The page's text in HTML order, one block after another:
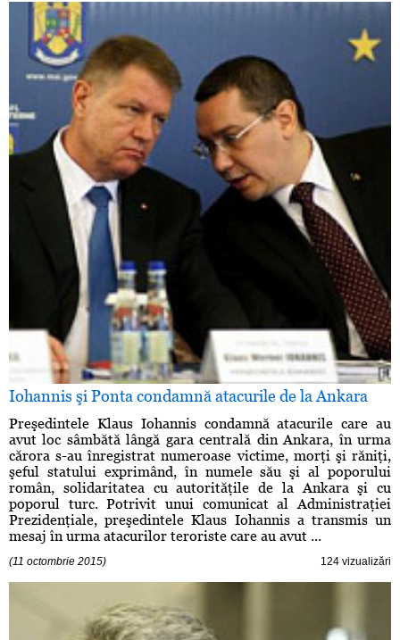
Iohannis şi Ponta condamnă atacurile de la Ankara
Preşedintele Klaus Iohannis condamnă atacurile care au
avut loc sâmbătă lângă gara centrală din Ankara, în urma
cărora s-au înregistrat numeroase victime, morţi şi răniţi,
şeful statului exprimând, în numele său şi al poporului
român, solidaritatea cu autorităţile de la Ankara şi cu
poporul turc. Potrivit unui comunicat al Administraţiei
Prezidenţiale, preşedintele Klaus Iohannis a transmis un
mesaj în urma atacurilor teroriste care au avut ...
(11 octombrie 2015) 124 vizualizări